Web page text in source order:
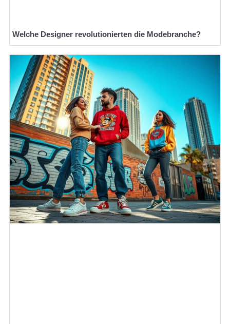
Welche Designer revolutionierten die Modebranche?